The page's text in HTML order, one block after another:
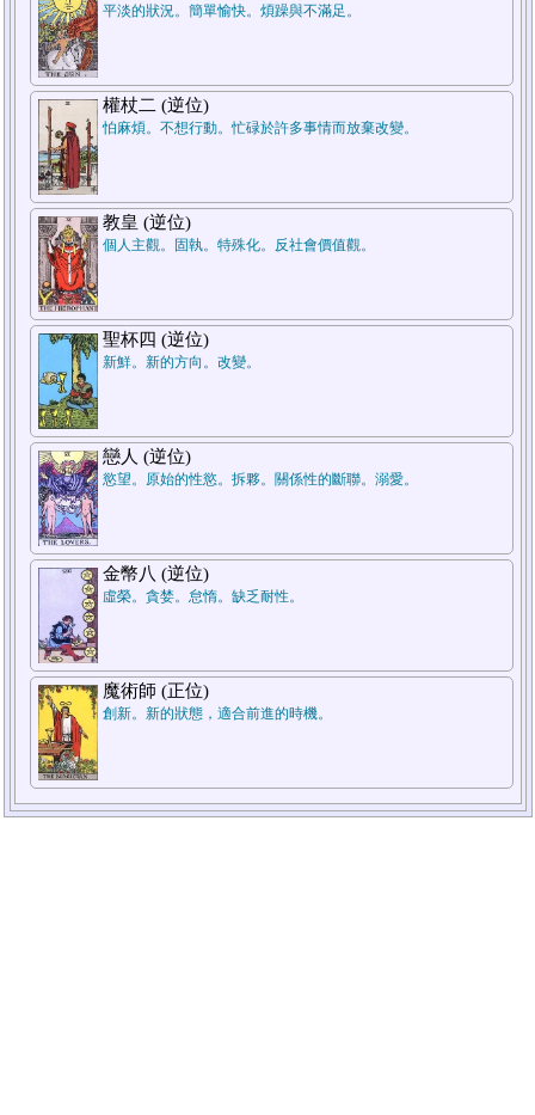
5.週遭狀況
平淡的狀況。簡單愉快。煩躁與不滿足。
權杖二 (逆位)
怕麻煩。不想行動。忙碌於許多事情而放棄改變。
教皇 (逆位)
個人主觀。固執。特殊化。反社會價值觀。
聖杯四 (逆位)
新鮮。新的方向。改變。
戀人 (逆位)
慾望。原始的性慾。拆夥。關係性的斷聯。溺愛。
金幣八 (逆位)
虛榮。貪婪。怠惰。缺乏耐性。
魔術師 (正位)
創新。新的狀態，適合前進的時機。